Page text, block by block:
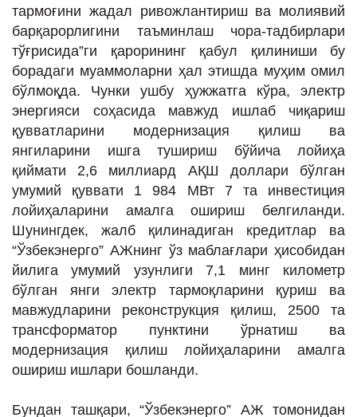
тармоғини жадал ривожлантириш ва молиявий
барқарорлигини таъминлаш чора-тадбирлари
тўғрисида”ги қарорининг қабул қилиниши бу
борадаги муаммоларни ҳал этишда муҳим омил
бўлмоқда. Чунки ушбу ҳужжатга кўра, электр
энергияси соҳасида мавжуд ишлаб чиқариш
қувватларини модернизация қилиш ва
янгиларини ишга тушириш бўйича лойиҳа
қиймати 2,6 миллиард АҚШ доллари бўлган
умумий қуввати 1 984 МВт 7 та инвестиция
лойиҳаларини амалга ошириш белгиланди.
Шунингдек, жалб қилинадиган кредитлар ва
“Ўзбекэнерго” АЖнинг ўз маблағлари ҳисобидан
йилига умумий узунлиги 7,1 минг километр
бўлган янги электр тармоқларини қуриш ва
мавжудларини реконструкция қилиш, 2500 та
трансформатор пунктини ўрнатиш ва
модернизация қилиш лойиҳаларини амалга
ошириш ишлари бошланди.
Бундан ташқари, “Ўзбекэнерго” АЖ томонидан